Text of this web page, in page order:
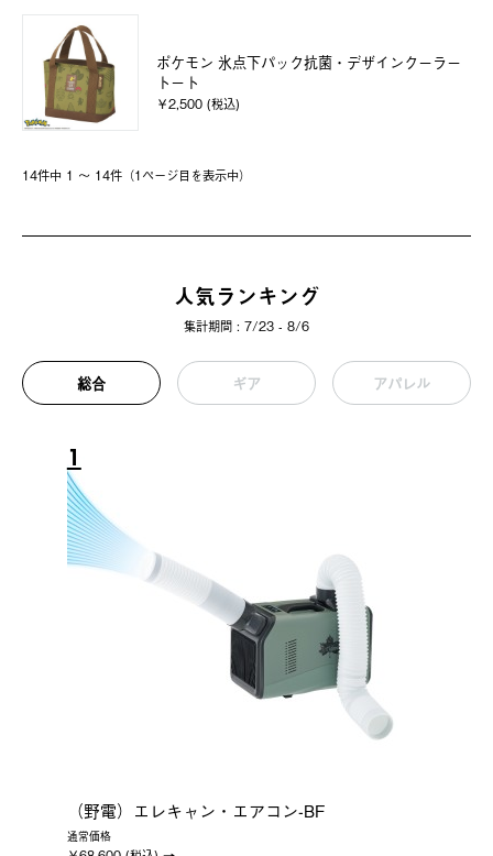
ポケモン 氷点下パック抗菌・デザインクーラー
トート
￥2,500 (税込)
14件中 1 〜 14件（1ページ⽬を表⽰中）
人気ランキング
集計期間 : 7/23 - 8/6
総合 ギア アパレル
1
（野電）エレキャン・エアコン-BF
通常価格